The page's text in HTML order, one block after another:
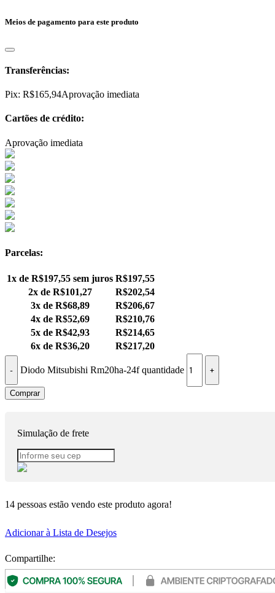
Meios de pagamento para este produto
Transferências:
Pix: R$165,94Aprovação imediata
Cartões de crédito:
Aprovação imediata
Parcelas:
1x de R$197,55 sem juros R$197,55
2x de R$101,27 R$202,54
3x de R$68,89 R$206,67
4x de R$52,69 R$210,76
5x de R$42,93 R$214,65
6x de R$36,20 R$217,20
Diodo Mitsubishi Rm20ha-24f quantidade
Comprar
Simulação de frete
14 pessoas estão vendo este produto agora!
Adicionar à Lista de Desejos
Compartilhe: